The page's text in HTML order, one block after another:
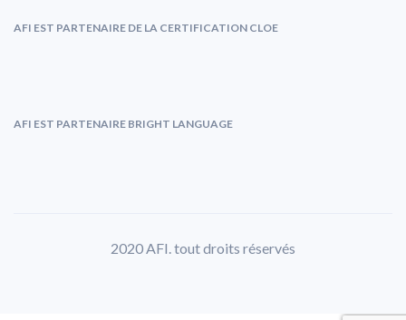
AFI EST PARTENAIRE DE LA CERTIFICATION CLOE
AFI EST PARTENAIRE BRIGHT LANGUAGE
2020 AFI. tout droits réservés